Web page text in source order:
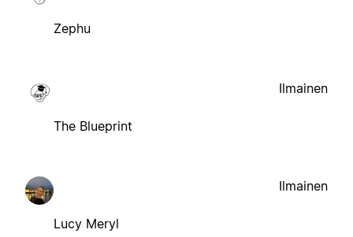
Zephu
The Blueprint
Ilmainen
Lucy Meryl
Ilmainen